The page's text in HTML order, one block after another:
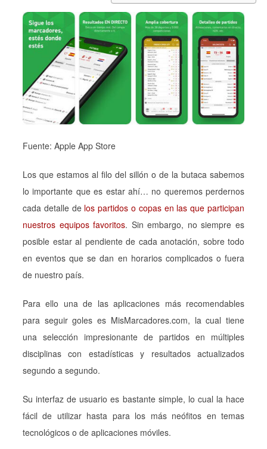
Fuente: Apple App Store
Los que estamos al filo del sillón o de la butaca sabemos
lo importante que es estar ahí… no queremos perdernos
cada detalle de los partidos o copas en las que participan
nuestros equipos favoritos. Sin embargo, no siempre es
posible estar al pendiente de cada anotación, sobre todo
en eventos que se dan en horarios complicados o fuera
de nuestro país.
Para ello una de las aplicaciones más recomendables
para seguir goles es MisMarcadores.com, la cual tiene
una selección impresionante de partidos en múltiples
disciplinas con estadísticas y resultados actualizados
segundo a segundo.
Su interfaz de usuario es bastante simple, lo cual la hace
fácil de utilizar hasta para los más neófitos en temas
tecnológicos o de aplicaciones móviles.